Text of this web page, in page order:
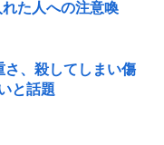
れた人への注意喚
さ、殺してしまい傷
と話題